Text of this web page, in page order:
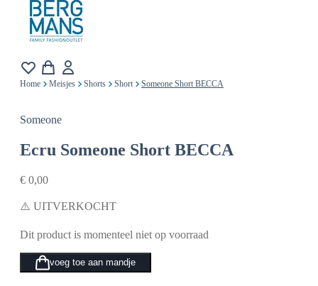
Home Meisjes Shorts Short Someone Short BECCA
Someone
Ecru Someone Short BECCA
€ 0,00
⚠️ UITVERKOCHT
Dit product is momenteel niet op voorraad
voeg toe aan mandje